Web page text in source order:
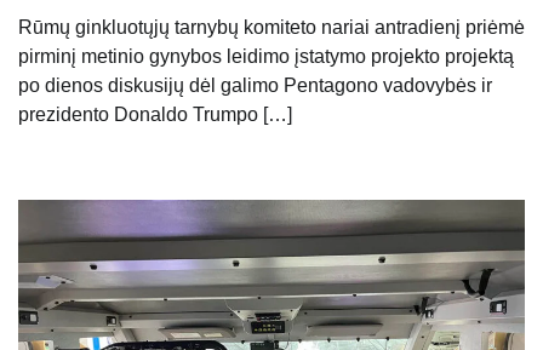
Rūmų ginkluotųjų tarnybų komiteto nariai antradienį priėmė
pirminį metinio gynybos leidimo įstatymo projekto projektą
po dienos diskusijų dėl galimo Pentagono vadovybės ir
prezidento Donaldo Trumpo […]